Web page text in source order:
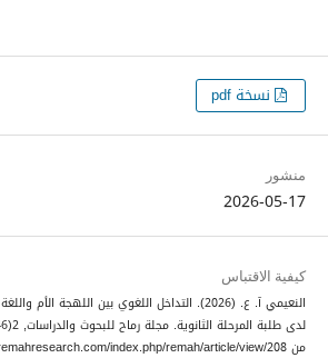
نسخة pdf
منشور
2026-05-17
كيفية الاقتباس
النعيمي آ. ع. (2026). التداخل اللغوي بين اللهجة
لدى طلبة المرحلة الثانوية. مجلة رماح للبحوث والدراسات,
2
من https://pub.remahresearch.com/index.php/remah/article/view/208